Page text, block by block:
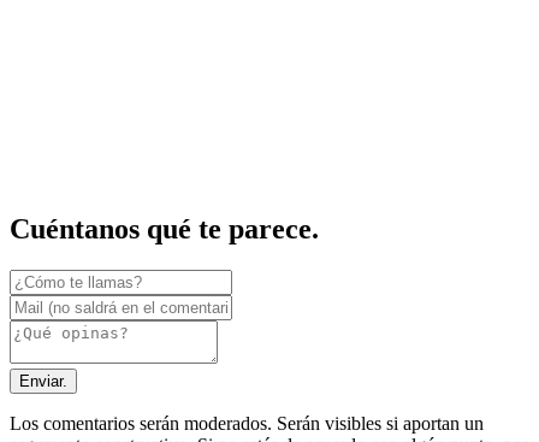
Cuéntanos qué te parece.
Enviar.
Los comentarios serán moderados. Serán visibles si aportan un